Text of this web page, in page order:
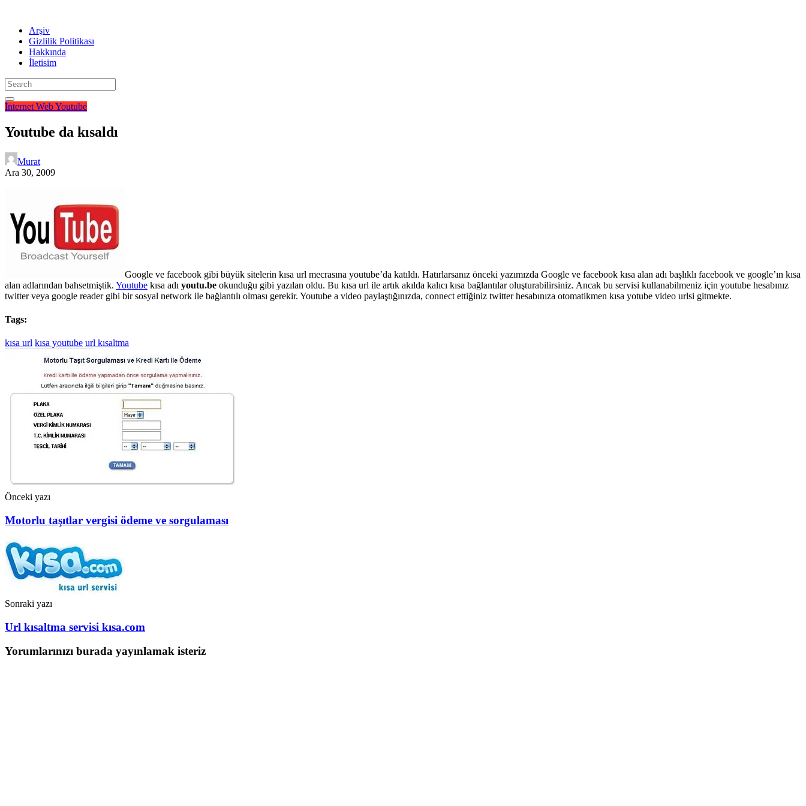
Arşiv
Gizlilik Politikası
Hakkında
İletisim
İnternet WebYoutube
Youtube da kısaldı
Murat
Ara 30, 2009
Google ve facebook gibi büyük sitelerin kısa url mecrasına youtube’da katıldı. Hatırlarsanız önceki yazımızda Google ve facebook kısa alan adı başlıklı facebook ve google’ın kısa
alan adlarından bahsetmiştik. Youtube kısa adı youtu.be okunduğu gibi yazılan oldu. Bu kısa url ile artık akılda kalıcı kısa bağlantılar oluşturabilirsiniz. Ancak bu servisi kullanabilmeniz için youtube hesabınız
twitter veya google reader gibi bir sosyal network ile bağlantılı olması gerekir. Youtube a video paylaştığınızda, connect ettiğiniz twitter hesabınıza otomatikmen kısa yotube video urlsi gitmekte.
Tags:
kısa url kısa youtube url kısaltma
Önceki yazı
Motorlu taşıtlar vergisi ödeme ve sorgulaması
Sonraki yazı
Url kısaltma servisi kısa.com
Yorumlarınızı burada yayınlamak isteriz